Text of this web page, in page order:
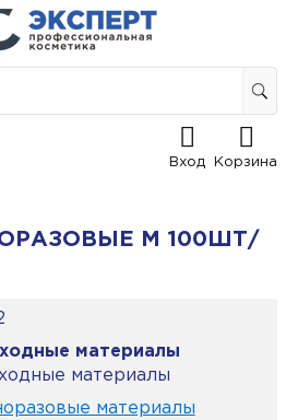
Вход Корзина
М 100ШТ/
материалы
материалы
материалы